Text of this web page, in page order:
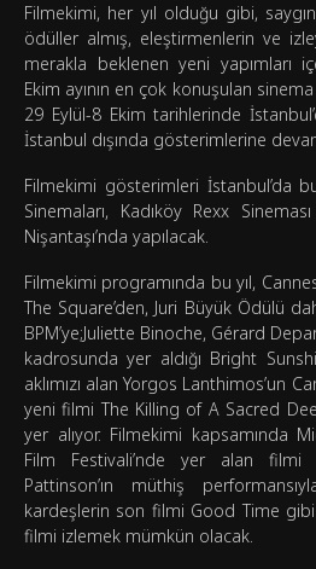
Filmekimi, her yıl olduğu gibi,
ödüller almış, eleştirmenlerin ve
merakla beklenen yeni yapımları
Ekim ayının en çok konuşulan
29 Eylül-8 Ekim tarihlerinde
İstanbul dışında gösterimlerine
Filmekimi gösterimleri İstanbul’da
Sinemaları, Kadıköy Rexx
Nişantaşı’nda yapılacak.
Filmekimi programında bu yıl,
The Square’den, Juri Büyük Ödülü
BPM’ye;Juliette Binoche, Gérard
kadrosunda yer aldığı Bright
aklımızı alan Yorgos Lanthimos’un
yeni filmi The Killing of A Sacred
yer alıyor. Filmekimi kapsamında
Film Festivali’nde yer alan
Pattinson’ın müthiş
kardeşlerin son filmi Good Time
filmi izlemek mümkün olacak.